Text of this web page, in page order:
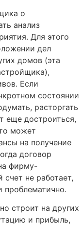
о
анализ
Для этого
дел
домов (эта
Если
состоянии
расторгать
еще достроиться,
может
на получение
договор
фирму-
счет не работает,
проблематично.
строит на других
и прибыль,